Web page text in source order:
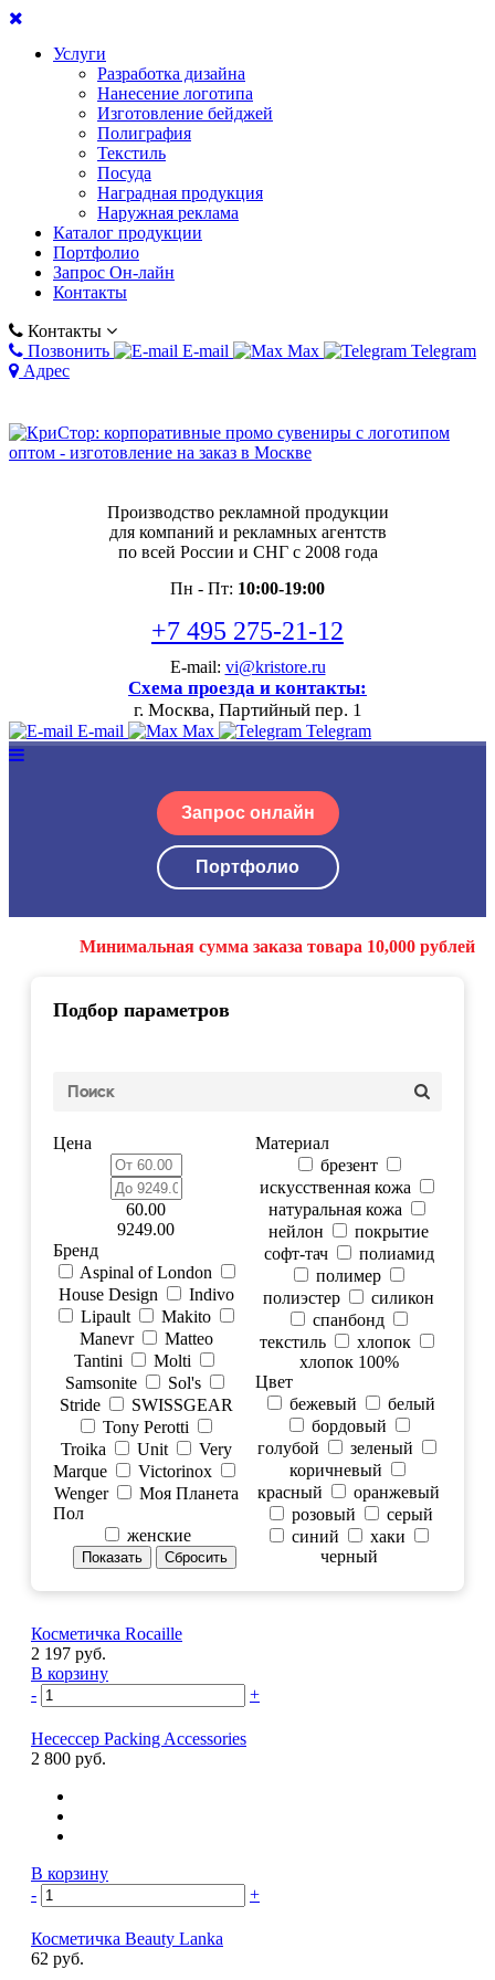
Услуги
Разработка дизайна
Нанесение логотипа
Изготовление бейджей
Полиграфия
Текстиль
Посуда
Наградная продукция
Наружная реклама
Каталог продукции
Портфолио
Запрос Он-лайн
Контакты
Контакты
Позвонить
E-mail Max
Telegram
Адрес
Производство рекламной продукции
для компаний и рекламных агентств
по всей России и СНГ с 2008 года
Пн - Пт: 10:00-19:00
+7 495 275-21-12
E-mail: vi@kristore.ru
Схема проезда и контакты:
г. Москва, Партийный пер. 1
E-mail Max Telegram
Запрос онлайн
Портфолио
Минимальная сумма заказа товара 10,000 рублей
Подбор параметров
Цена
60.00
9249.00
Материал
брезент
искусственная кожа
натуральная кожа
нейлон
покрытие
софт-тач
полиамид
полимер
полиэстер
силикон
спанбонд
текстиль
хлопок
хлопок 100%
Бренд
Aspinal of London
House Design
Indivo
Lipault
Makito
Manevr
Matteo
Tantini
Molti
Samsonite
Sol's
Stride
SWISSGEAR
Tony Perotti
Troika
Unit
Very
Marque
Victorinox
Wenger
Моя Планета
Цвет
бежевый
белый
бордовый
голубой
зеленый
коричневый
красный
оранжевый
розовый
серый
синий
хаки
черный
Пол
женские
Косметичка Rocaille
2 197 руб.
В корзину
-
+
Несессер Packing Accessories
2 800 руб.
В корзину
-
+
Косметичка Beauty Lanka
62 руб.